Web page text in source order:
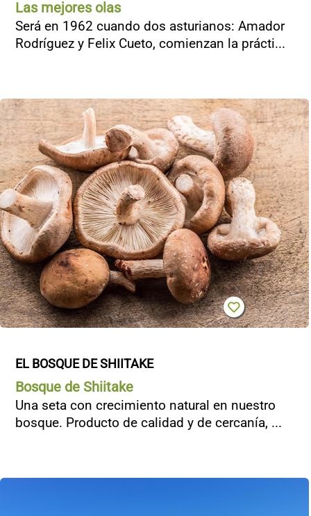
Las mejores olas
Será en 1962 cuando dos asturianos: Amador
Rodríguez y Felix Cueto, comienzan la prácti...
EL BOSQUE DE SHIITAKE
Bosque de Shiitake
Una seta con crecimiento natural en nuestro
bosque. Producto de calidad y de cercanía, ...